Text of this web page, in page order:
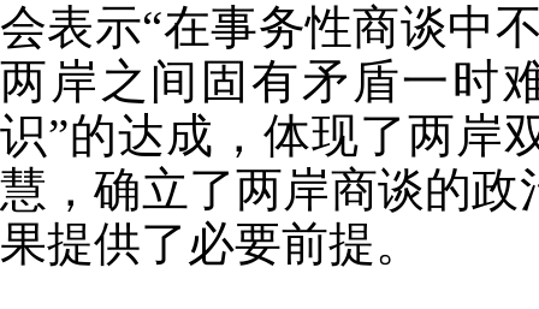
会表示“在事务性商谈中
两岸之间固有矛盾一时
识”的达成，体现了两岸
慧，确立了两岸商谈的
果提供了必要前提。